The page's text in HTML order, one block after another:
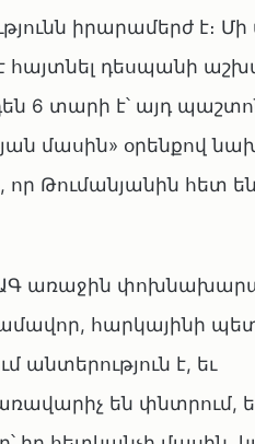
իրարամերժ է։ Մի
հայտնել դեսպանի
6 տարի է՝ այդ
մասին» օրենքով
որ Թումանյանին հետ
է ԱԳ առաջին
հարկայինի պետ,
անտերություն է, եւ
են փնտրում,